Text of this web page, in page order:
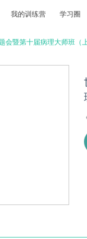
我的训练营 学习圈
暨第十届病理大师班（上